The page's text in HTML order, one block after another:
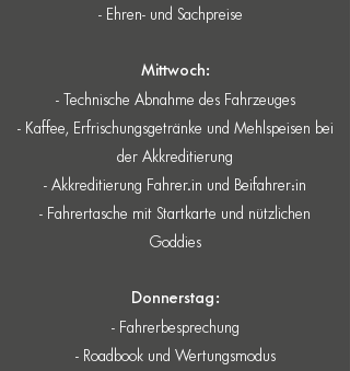
- Ehren- und Sachpreise
Mittwoch:
- Technische Abnahme des Fahrzeuges
- Kaffee, Erfrischungsgetränke und Mehlspeisen bei
der Akkreditierung
- Akkreditierung Fahrer.in und Beifahrer:in
- Fahrertasche mit Startkarte und nützlichen
Goddies
Donnerstag:
- Fahrerbesprechung
- Roadbook und Wertungsmodus